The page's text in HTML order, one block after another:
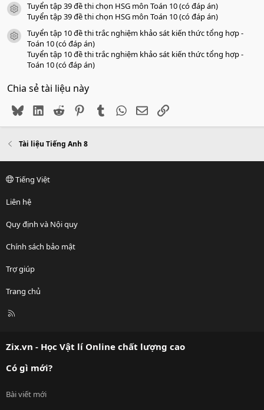
icon tài liệu
Tuyển tập 39 đề thi chọn HSG môn Toán 10 (có đáp án)
Tuyển tập 39 đề thi chọn HSG môn Toán 10 (có đáp án)
icon tài liệu
Tuyển tập 10 đề thi trắc nghiệm khảo sát kiến thức tổng hợp -
Toán 10 (có đáp án)
Tuyển tập 10 đề thi trắc nghiệm khảo sát kiến thức tổng hợp -
Toán 10 (có đáp án)
Chia sẻ tài liệu này
BlueskyLinkedIn
Reddit PinterestTumblr WhatsApp
EmailLink
Tài liệu Tiếng Anh 8
Tiếng Việt
Liên hệ
Quy định và Nội quy
Chính sách bảo mật
Trợ giúp
Trang chủ
R
Zix.vn - Học Vật lí Online chất lượng cao
Có gì mới?
Bài viết mới